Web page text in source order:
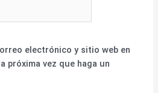
electrónico y sitio web en
próxima vez que haga un